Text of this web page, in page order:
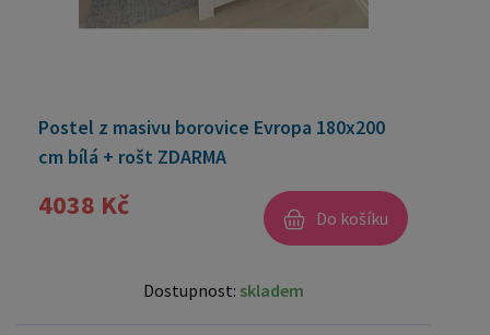
Postel z masivu borovice Evropa 180x200
cm bílá + rošt ZDARMA
4038 Kč Do košíku
Dostupnost: skladem